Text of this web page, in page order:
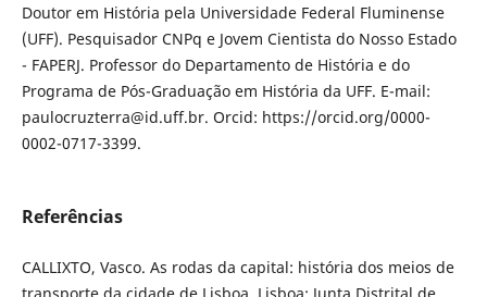
Doutor em História pela Universidade Federal Fluminense
(UFF). Pesquisador CNPq e Jovem Cientista do Nosso Estado
- FAPERJ. Professor do Departamento de História e do
Programa de Pós-Graduação em História da UFF. E-mail:
paulocruzterra@id.uff.br. Orcid: https://orcid.org/0000-
0002-0717-3399.
Referências
CALLIXTO, Vasco. As rodas da capital: história dos meios de